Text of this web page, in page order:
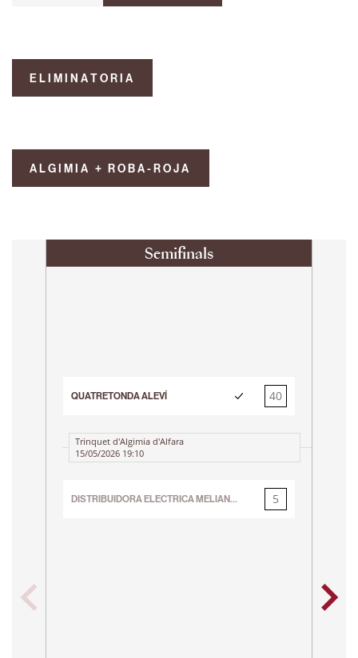
ELIMINATORIA
ALGIMIA + ROBA-ROJA
Semifinals
QUATRETONDA ALEVÍ
40
5
DISTRIBUIDORA ELECTRICA MELIANA A JECV EIC ALEVI
5
40
Trinquet d'Algimia d'Alfara
15/05/2026 19:10